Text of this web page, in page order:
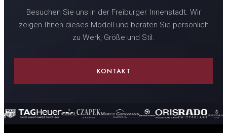
Besuchen Sie uns in der Freiburger Innenstadt. Wir
zeigen Ihnen dieses Modell und beraten Sie persönlich
zu Werk, Größe und Stil.
KONTAKT